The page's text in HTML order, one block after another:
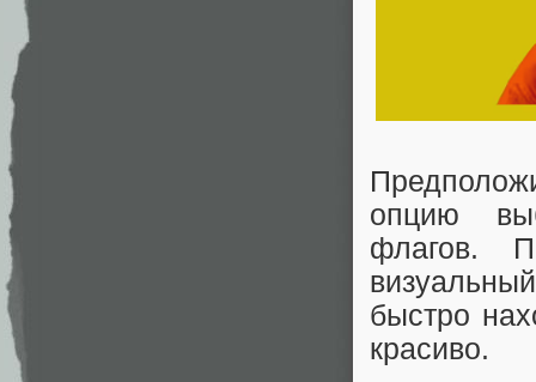
опцию
флагов.
быстро
красиво.